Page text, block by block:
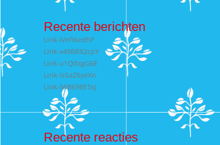
Recente berichten
Link-lVefI6edhP
Link-v49BRX2cpY
Link-u1QItxgG6E
Link-IsSaZ6yeXn
Link-lW8698E5sJ
Recente reacties